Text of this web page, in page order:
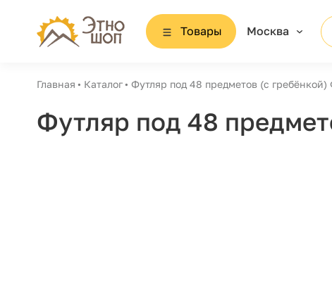
Товары Москва
Главная Каталог Футляр под 48 предметов (с
Футляр под 48